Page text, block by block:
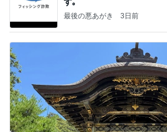
最後の悪あがき 3日前